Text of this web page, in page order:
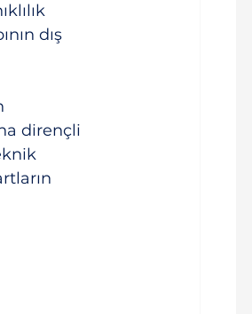
dış
dirençli